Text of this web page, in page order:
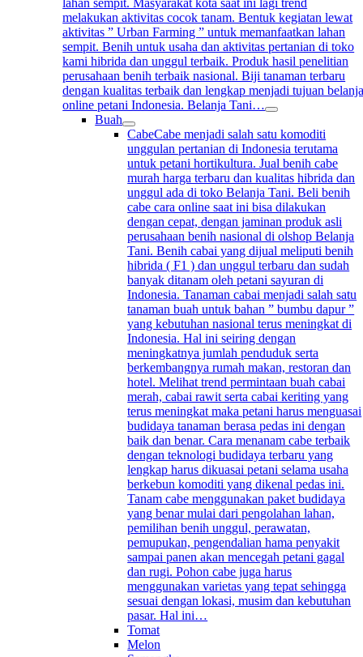
lahan sempit. Masyarakat kota saat ini lagi trend
melakukan aktivitas cocok tanam. Bentuk kegiatan lewat
aktivitas ” Urban Farming ” untuk memanfaatkan lahan
sempit. Benih untuk usaha dan aktivitas pertanian di toko
kami hibrida dan unggul terbaik. Produk hasil penelitian
perusahaan benih terbaik nasional. Biji tanaman terbaru
dengan kualitas terbaik dan lengkap menjadi tujuan
online petani Indonesia. Belanja Tani…
Buah
CabeCabe menjadi salah satu komoditi
unggulan pertanian di Indonesia terutama
untuk petani hortikultura. Jual benih cabe
murah harga terbaru dan kualitas hibrida dan
unggul ada di toko Belanja Tani. Beli benih
cabe cara online saat ini bisa dilakukan
dengan cepat, dengan jaminan produk asli
perusahaan benih nasional di olshop Belanja
Tani. Benih cabai yang dijual meliputi benih
hibrida ( F1 ) dan unggul terbaru dan sudah
banyak ditanam oleh petani sayuran di
Indonesia. Tanaman cabai menjadi salah satu
tanaman buah untuk bahan ” bumbu dapur ”
yang kebutuhan nasional terus meningkat di
Indonesia. Hal ini seiring dengan
meningkatnya jumlah penduduk serta
berkembangnya rumah makan, restoran dan
hotel. Melihat trend permintaan buah cabai
merah, cabai rawit serta cabai keriting yang
terus meningkat maka petani harus menguasai
budidaya tanaman berasa pedas ini dengan
baik dan benar. Cara menanam cabe terbaik
dengan teknologi budidaya terbaru yang
lengkap harus dikuasai petani selama usaha
berkebun komoditi yang dikenal pedas ini.
Tanam cabe menggunakan paket budidaya
yang benar mulai dari pengolahan lahan,
pemilihan benih unggul, perawatan,
pemupukan, pengendalian hama penyakit
sampai panen akan mencegah petani gagal
dan rugi. Pohon cabe juga harus
menggunakan varietas yang tepat sehingga
sesuai dengan lokasi, musim dan kebutuhan
pasar. Hal ini…
Tomat
Melon